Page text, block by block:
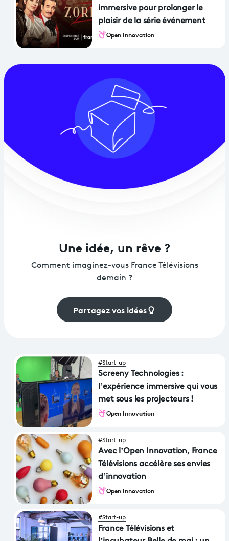
immersive pour prolonger le
plaisir de la série événement
Open Innovation
Une idée, un rêve ?
Comment imaginez-vous France Télévisions
demain ?
Partagez vos idées
#Start-up
Screeny Technologies :
l’expérience immersive qui vous
met sous les projecteurs !
Open Innovation
#Start-up
Avec l’Open Innovation, France
Télévisions accélère ses envies
d’innovation
Open Innovation
#Start-up
France Télévisions et